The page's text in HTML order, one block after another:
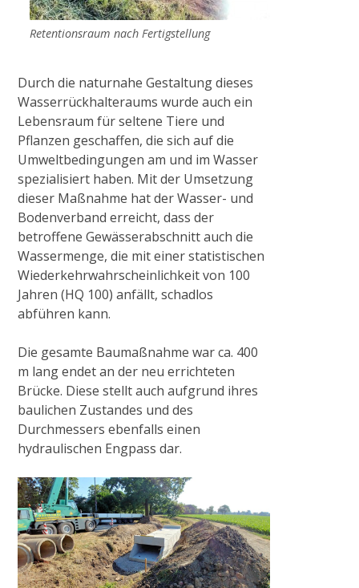
Baumaßnahme S-Kurve in Münchheide
Radtour „Wasser in Kultur- und Naturraum
rund um Wachtendonk“
2021
Gewässerrenaturierung Waerdt in
Wachtendonk
„Uferabflachung Flöthgraben“ im
Mühlhausener Benden
2022
Grefrath
2023
Retentionsraum nach Fertigstellung
Durch die naturnahe Gestaltung dieses
Wasserrückhalteraums wurde auch ein
Lebensraum für seltene Tiere und
Pflanzen geschaffen, die sich auf die
Umweltbedingungen am und im Wasser
spezialisiert haben. Mit der Umsetzung
dieser Maßnahme hat der Wasser- und
Bodenverband erreicht, dass der
betroffene Gewässerabschnitt auch die
Wassermenge, die mit einer statistischen
Wiederkehrwahrscheinlichkeit von 100
Jahren (HQ 100) anfällt, schadlos
abführen kann.
Die gesamte Baumaßnahme war ca. 400
m lang endet an der neu errichteten
Brücke. Diese stellt auch aufgrund ihres
baulichen Zustandes und des
Durchmessers ebenfalls einen
hydraulischen Engpass dar.